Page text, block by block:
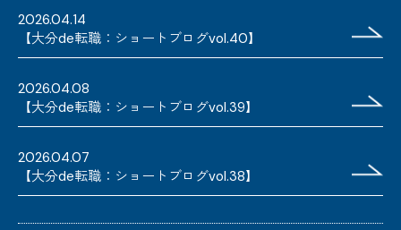
2026.04.14
【大分de転職：ショートブログvol.40】
2026.04.08
【大分de転職：ショートブログvol.39】
2026.04.07
【大分de転職：ショートブログvol.38】